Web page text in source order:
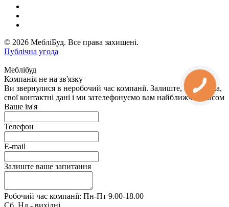
© 2026 МебліБуд. Все права захищені.
Публічна угода
Меблібуд
Компанія не на зв'язку
Ви звернулися в неробочий час компанії. Залиште, будь ласка,
свої контактні дані і ми зателефонуємо вам найближчим часом
Ваше ім'я
Телефон
E-mail
Залиште ваше запитання
Робочий час компанії: Пн-Пт 9.00-18.00
Сб, Нд - вихідні